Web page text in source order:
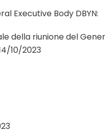
Executive Body DBYN:
della riunione del
10/2023